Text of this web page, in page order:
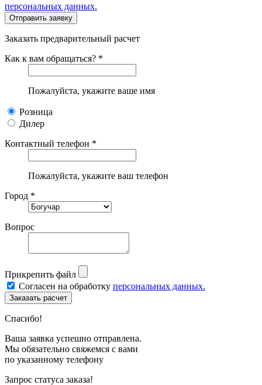
персональных данных.
Заказать предварительный расчет
Как к вам обращаться? *
Пожалуйста, укажите ваше имя
Розница
Дилер
Контактный телефон *
Пожалуйста, укажите ваш телефон
Город *
Вопрос
Прикрепить файл
Согласен на обработку персональных данных.
Спасибо!
Ваша заявка успешно отправлена.
Мы обязательно свяжемся с вами
по указанному телефону
Запрос статуса заказа!